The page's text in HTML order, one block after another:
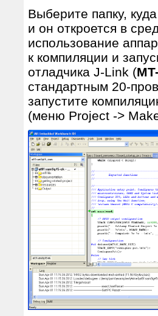
Выберите папку,
и он откроется в
использование
к компиляции и
отладчика J-Link (
стандартным 20-
запустите
(меню Project ->